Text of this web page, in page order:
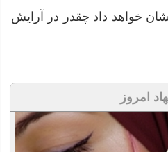
خواهد داد چقدر در آرایش
امروز